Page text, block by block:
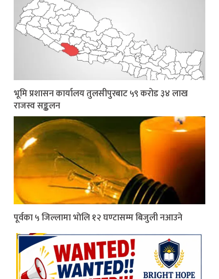
भूमि प्रशासन कार्यालय तुलसीपुरबाट ५९ करोड ३४ लाख
राजस्व सङ्कलन
पूर्वका ५ जिल्लामा भाेलि १२ घण्टासम्म बिजुली नआउने